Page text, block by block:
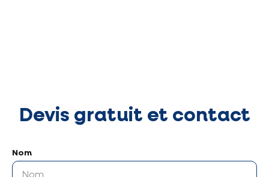
Devis gratuit et contact
Nom